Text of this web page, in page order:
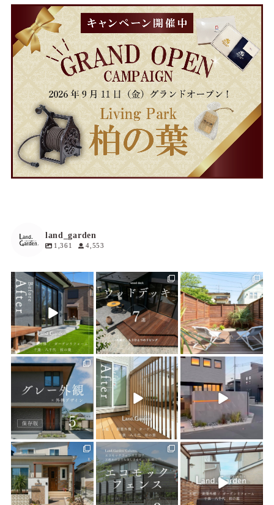
land_garden
1,361 4,553
land_garden
1
land_garden
19 0
land_garden
19 0
land_garden
21 0
land_garden
22
land_garden
0
land_garden
25 0
land_garden
15 0
land_garden
32 0